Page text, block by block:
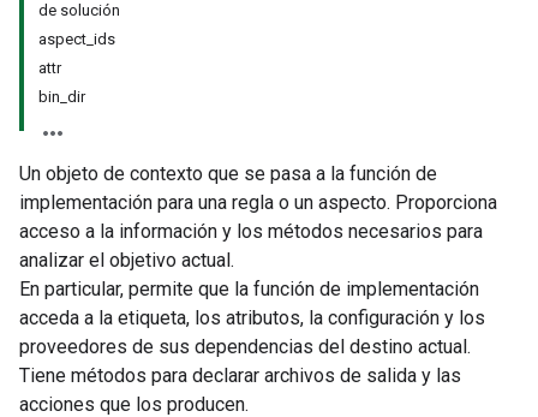
de solución
aspect_ids
attr
bin_dir
Un objeto de contexto que se pasa a la función de
implementación para una regla o un aspecto. Proporciona
acceso a la información y los métodos necesarios para
analizar el objetivo actual.
En particular, permite que la función de implementación
acceda a la etiqueta, los atributos, la configuración y los
proveedores de sus dependencias del destino actual.
Tiene métodos para declarar archivos de salida y las
acciones que los producen.